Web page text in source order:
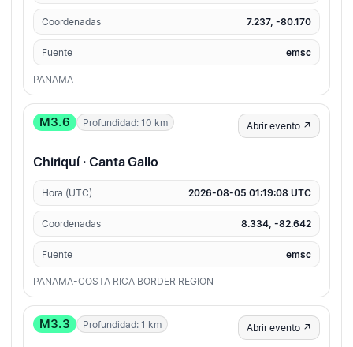
Coordenadas 7.237, -80.170
Fuente emsc
PANAMA
M3.6 Profundidad: 10 km Abrir evento ↗
Chiriquí · Canta Gallo
Hora (UTC) 2026-08-05 01:19:08 UTC
Coordenadas 8.334, -82.642
Fuente emsc
PANAMA-COSTA RICA BORDER REGION
M3.3 Profundidad: 1 km Abrir evento ↗